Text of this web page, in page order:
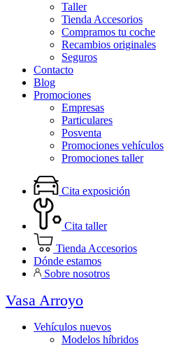
Taller
Tienda Accesorios
Compramos tu coche
Recambios originales
Seguros
Contacto
Blog
Promociones
Empresas
Particulares
Posventa
Promociones vehículos
Promociones taller
Cita exposición
Cita taller
Tienda Accesorios
Dónde estamos
Sobre nosotros
Vasa Arroyo
Vehículos nuevos
Modelos híbridos